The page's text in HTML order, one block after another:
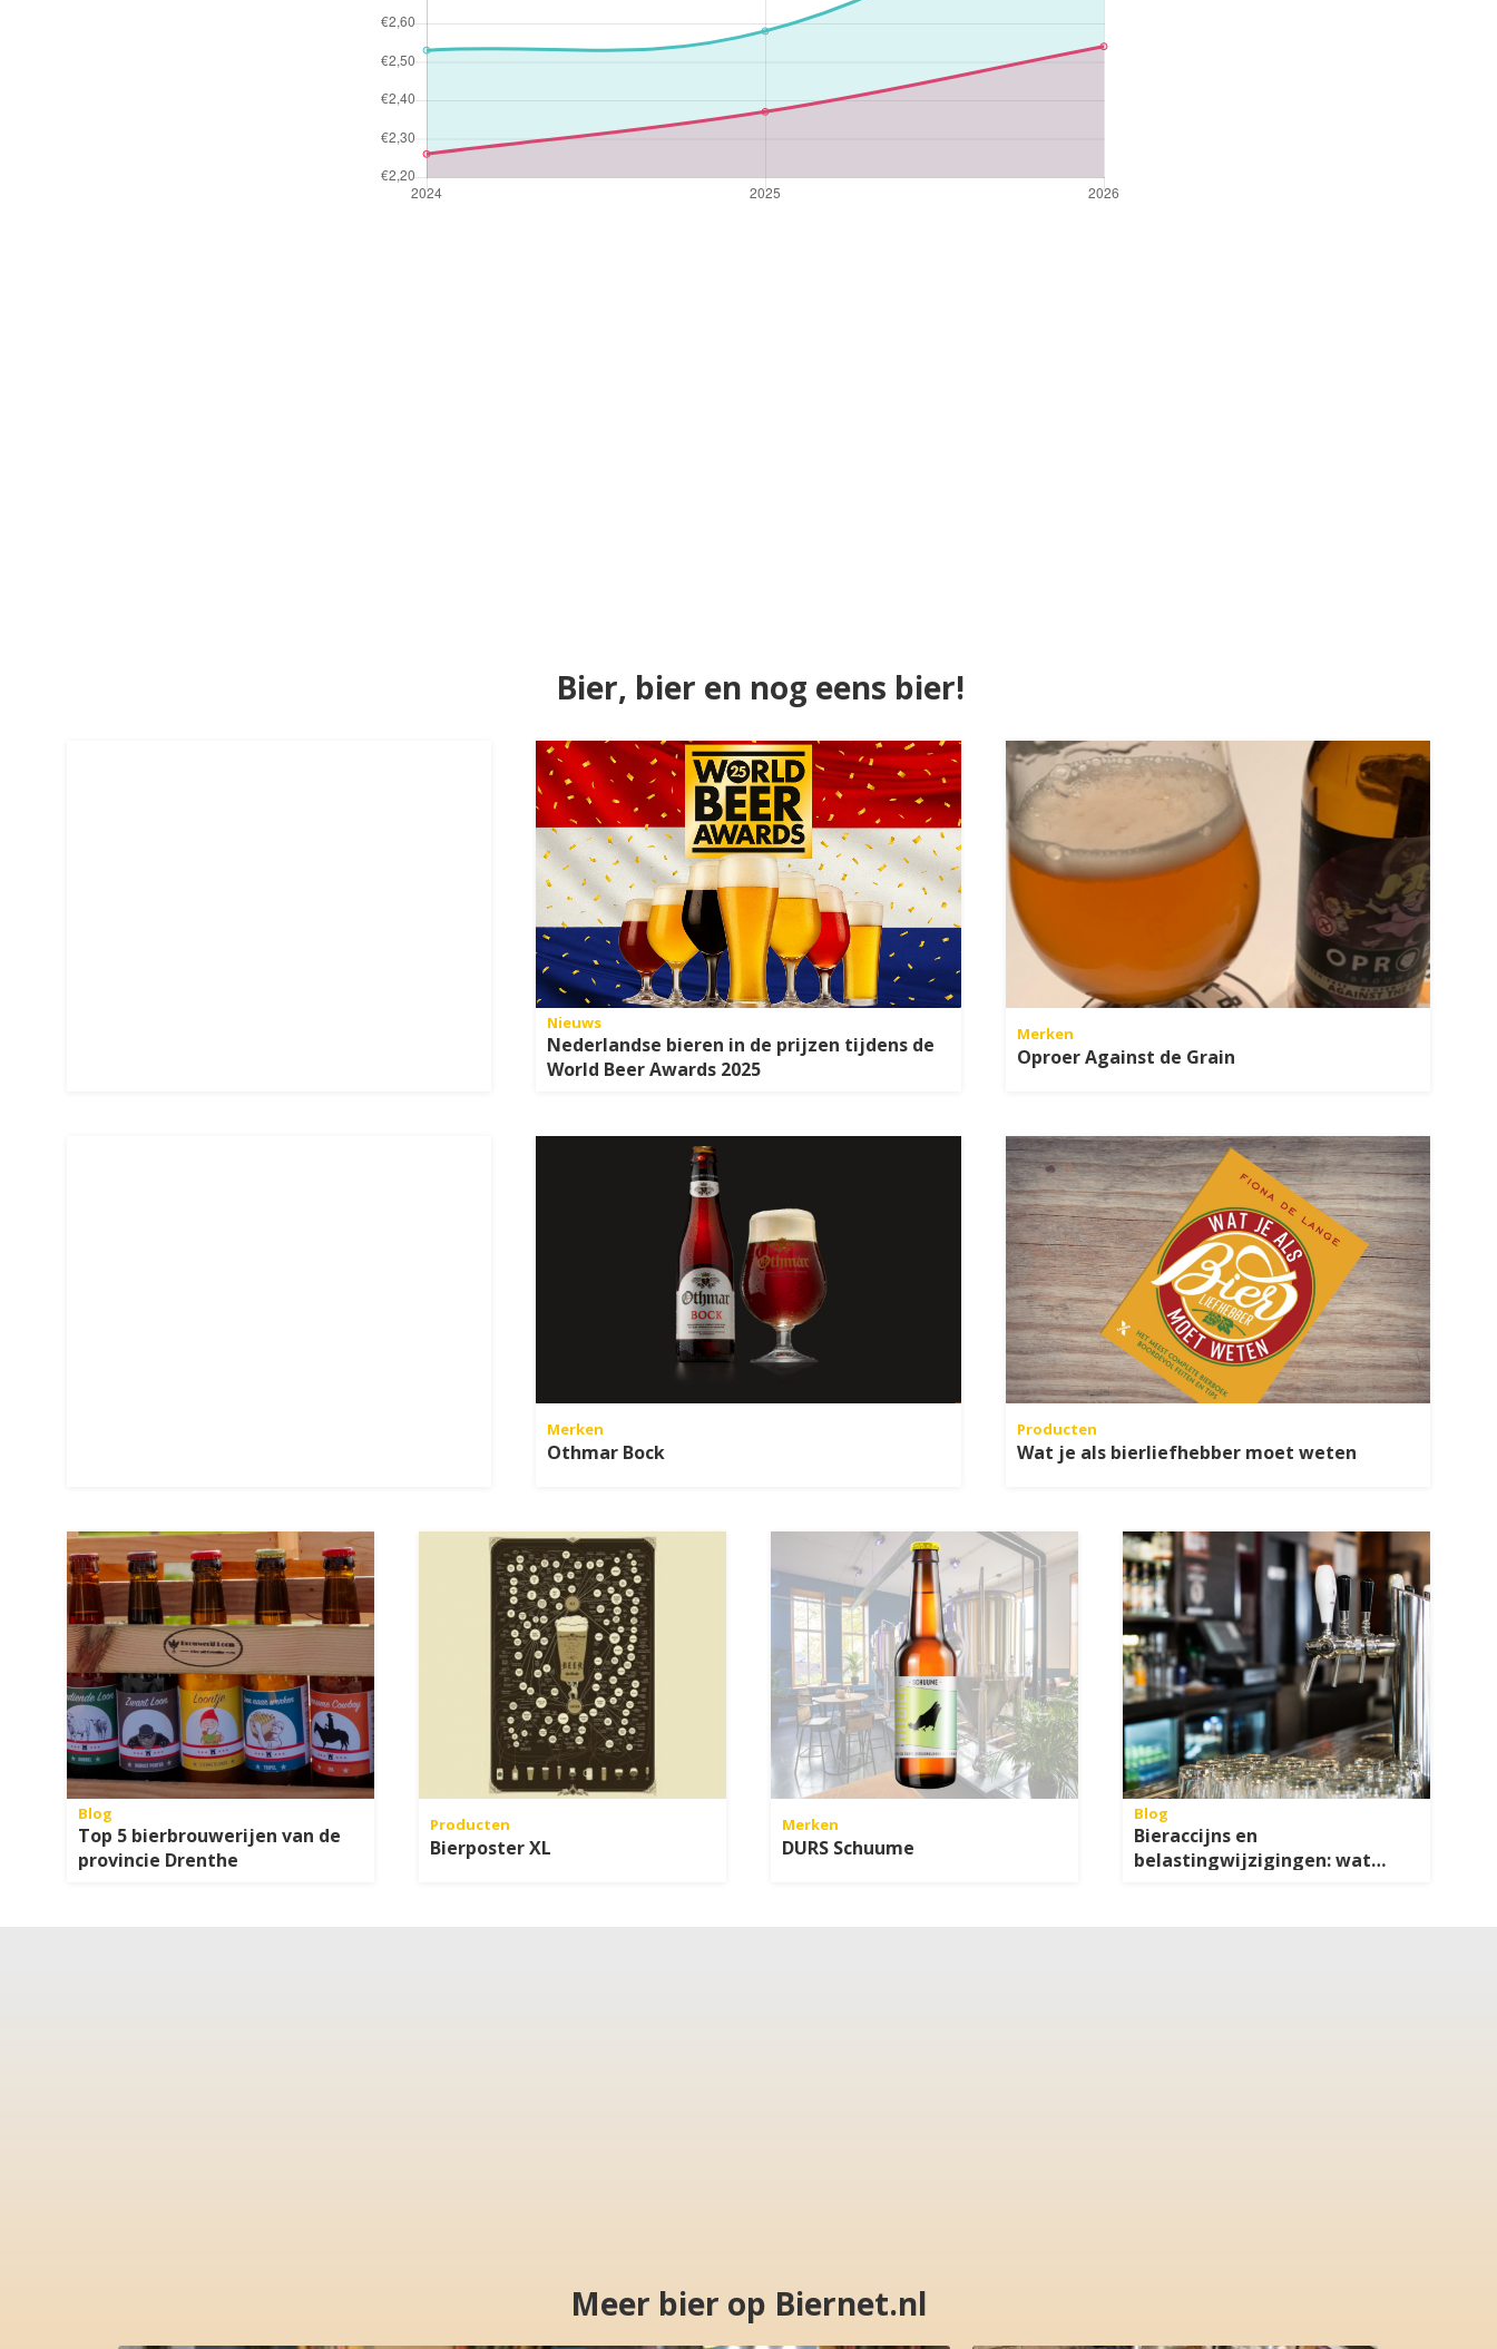
Bier, bier en nog eens bier!
Nieuws
Nederlandse bieren in de prijzen tijdens de
World Beer Awards 2025
Merken
Oproer Against de Grain
Merken
Othmar Bock
Producten
Wat je als bierliefhebber moet weten
Blog
Top 5 bierbrouwerijen van de
provincie Drenthe
Producten
Bierposter XL
Merken
DURS Schuume
Blog
Bieraccijns en
belastingwijzigingen: wat
Meer bier op Biernet.nl